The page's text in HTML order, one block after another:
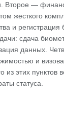
Второе —
жесткого
и
сдача
данных.
и
из этих пунктов
статуса.